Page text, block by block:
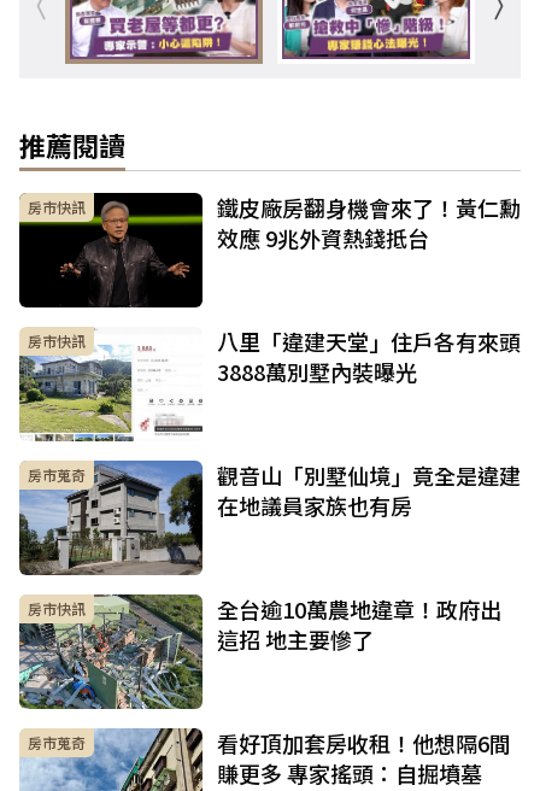
推薦閱讀
房市快訊
鐵皮廠房翻身機會來了！黃仁勳
效應 9兆外資熱錢抵台
房市快訊
八里「違建天堂」住戶各有來頭
3888萬別墅內裝曝光
房市蒐奇
觀音山「別墅仙境」竟全是違建
在地議員家族也有房
房市快訊
全台逾10萬農地違章！政府出
這招 地主要慘了
房市蒐奇
看好頂加套房收租！他想隔6間
賺更多 專家搖頭：自掘墳墓